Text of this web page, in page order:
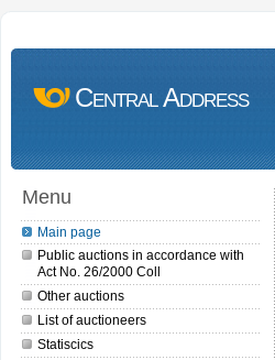
Central Address
Menu
Main page
Public auctions in accordance with
Act No. 26/2000 Coll
Other auctions
List of auctioneers
Statiscics